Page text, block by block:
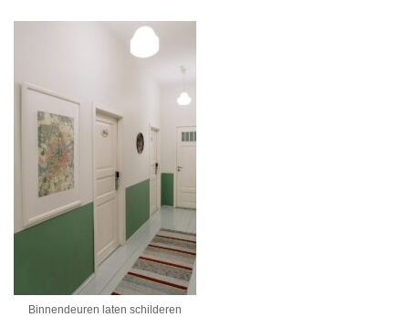
Binnendeuren laten schilderen